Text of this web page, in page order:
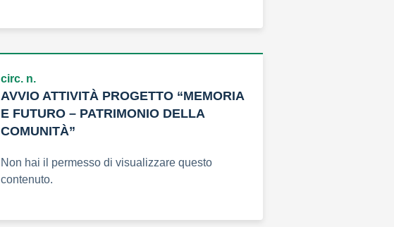
circ. n.
AVVIO ATTIVITÀ PROGETTO “MEMORIA
E FUTURO – PATRIMONIO DELLA
COMUNITÀ”
Non hai il permesso di visualizzare questo
contenuto.